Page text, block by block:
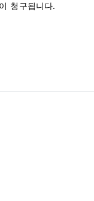
청구됩니다.